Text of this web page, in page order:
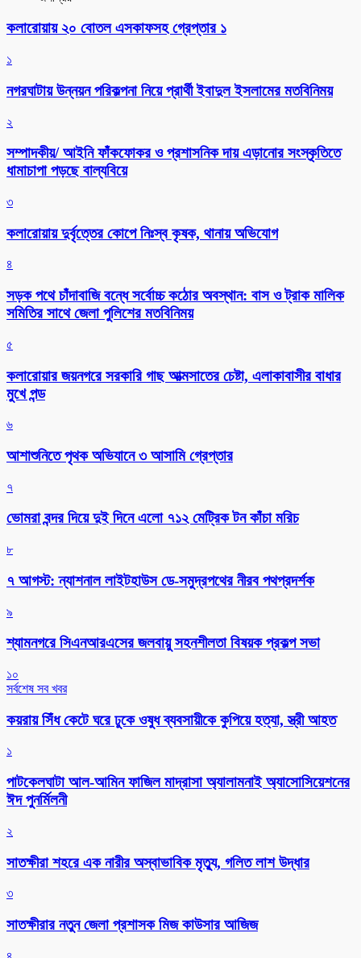
কলারোয়ায় ২০ বোতল এসকাফসহ গ্রেপ্তার ১
১
নগরঘাটায় উন্নয়ন পরিকল্পনা নিয়ে প্রার্থী ইবাদুল ইসলামের মতবিনিময়
২
সম্পাদকীয়/ আইনি ফাঁকফোকর ও প্রশাসনিক দায় এড়ানোর সংস্কৃতিতে
ধামাচাপা পড়ছে বাল্যবিয়ে
৩
কলারোয়ায় দুর্বৃত্তের কোপে নিঃস্ব কৃষক, থানায় অভিযোগ
৪
সড়ক পথে চাঁদাবাজি বন্ধে সর্বোচ্চ কঠোর অবস্থান: বাস ও ট্রাক মালিক
সমিতির সাথে জেলা পুলিশের মতবিনিময়
৫
কলারোয়ার জয়নগরে সরকারি গাছ আত্মসাতের চেষ্টা, এলাকাবাসীর বাধার
মুখে পন্ড
৬
আশাশুনিতে পৃথক অভিযানে ৩ আসামি গ্রেপ্তার
৭
ভোমরা বন্দর দিয়ে দুই দিনে এলো ৭১২ মেট্রিক টন কাঁচা মরিচ
৮
৭ আগস্ট: ন্যাশনাল লাইটহাউস ডে-সমুদ্রপথের নীরব পথপ্রদর্শক
৯
শ্যামনগরে সিএনআরএসের জলবায়ু সহনশীলতা বিষয়ক প্রকল্প সভা
১০
সর্বশেষ সব খবর
কয়রায় সিঁধ কেটে ঘরে ঢুকে ওষুধ ব্যবসায়ীকে কুপিয়ে হত্যা, স্ত্রী আহত
১
পাটকেলঘাটা আল-আমিন ফাজিল মাদ্রাসা অ্যালামনাই অ্যাসোসিয়েশনের
ঈদ পুনর্মিলনী
২
সাতক্ষীরা শহরে এক নারীর অস্বাভাবিক মৃত্যু, গলিত লাশ উদ্ধার
৩
সাতক্ষীরার নতুন জেলা প্রশাসক মিজ কাউসার আজিজ